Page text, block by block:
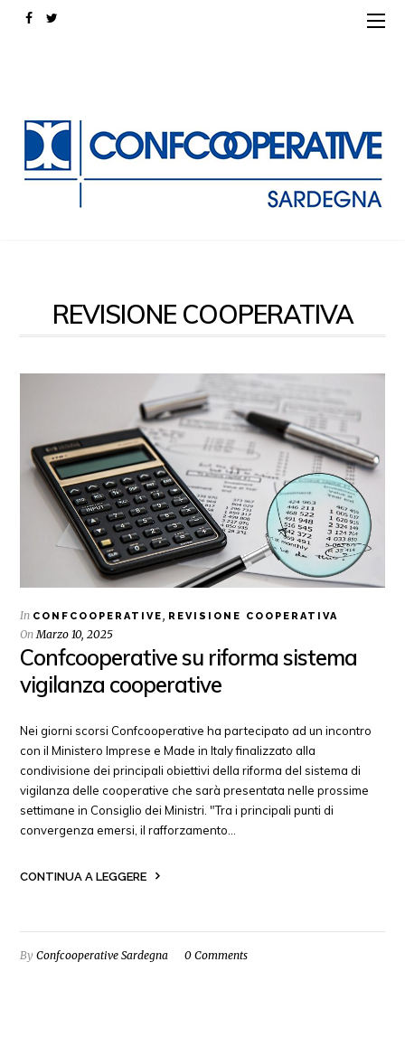
REVISIONE COOPERATIVA
In CONFCOOPERATIVE, REVISIONE COOPERATIVA
OnMarzo 10, 2025
Confcooperative su riforma sistema
vigilanza cooperative
Nei giorni scorsi Confcooperative ha partecipato ad un incontro
con il Ministero Imprese e Made in Italy finalizzato alla
condivisione dei principali obiettivi della riforma del sistema di
vigilanza delle cooperative che sarà presentata nelle prossime
settimane in Consiglio dei Ministri. "Tra i principali punti di
convergenza emersi, il rafforzamento…
CONTINUA A LEGGERE
ByConfcooperative Sardegna 0 Comments